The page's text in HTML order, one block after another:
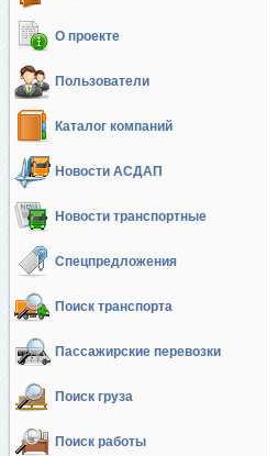
О проекте
Пользователи
Каталог компаний
Новости АСДАП
Новости транспортные
Спецпредложения
Поиск транспорта
Пассажирские перевозки
Поиск груза
Поиск работы